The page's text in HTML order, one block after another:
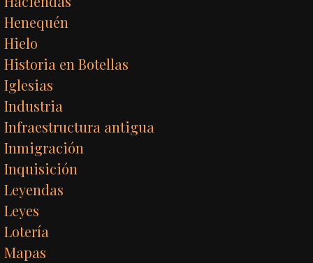
Henequén
Hielo
Historia en Botellas
Iglesias
Industria
Infraestructura antigua
Inmigración
Inquisición
Leyendas
Leyes
Lotería
Mapas